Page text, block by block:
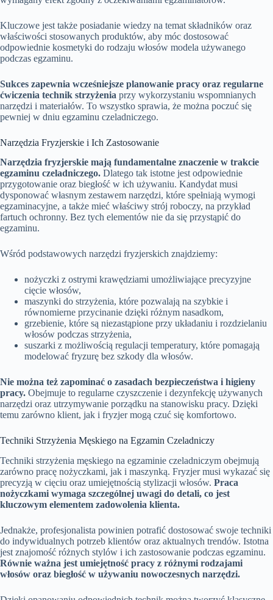
Kluczowe jest także posiadanie wiedzy na temat składników oraz
właściwości stosowanych produktów, aby móc dostosować
odpowiednie kosmetyki do rodzaju włosów modela używanego
podczas egzaminu.
Sukces zapewnia wcześniejsze planowanie pracy oraz regularne
ćwiczenia technik strzyżenia przy wykorzystaniu wspomnianych
narzędzi i materiałów. To wszystko sprawia, że można poczuć się
pewniej w dniu egzaminu czeladniczego.
Narzędzia Fryzjerskie i Ich Zastosowanie
Narzędzia fryzjerskie mają fundamentalne znaczenie w trakcie
egzaminu czeladniczego. Dlatego tak istotne jest odpowiednie
przygotowanie oraz biegłość w ich używaniu. Kandydat musi
dysponować własnym zestawem narzędzi, które spełniają wymogi
egzaminacyjne, a także mieć właściwy strój roboczy, na przykład
fartuch ochronny. Bez tych elementów nie da się przystąpić do
egzaminu.
Wśród podstawowych narzędzi fryzjerskich znajdziemy:
nożyczki z ostrymi krawędziami umożliwiające precyzyjne
cięcie włosów,
maszynki do strzyżenia, które pozwalają na szybkie i
równomierne przycinanie dzięki różnym nasadkom,
grzebienie, które są niezastąpione przy układaniu i rozdzielaniu
włosów podczas strzyżenia,
suszarki z możliwością regulacji temperatury, które pomagają
modelować fryzurę bez szkody dla włosów.
Nie można też zapominać o zasadach bezpieczeństwa i higieny
pracy. Obejmuje to regularne czyszczenie i dezynfekcję używanych
narzędzi oraz utrzymywanie porządku na stanowisku pracy. Dzięki
temu zarówno klient, jak i fryzjer mogą czuć się komfortowo.
Techniki Strzyżenia Męskiego na Egzamin Czeladniczy
Techniki strzyżenia męskiego na egzaminie czeladniczym obejmują
zarówno pracę nożyczkami, jak i maszynką. Fryzjer musi wykazać się
precyzją w cięciu oraz umiejętnością stylizacji włosów. Praca
nożyczkami wymaga szczególnej uwagi do detali, co jest
kluczowym elementem zadowolenia klienta.
Jednakże, profesjonalista powinien potrafić dostosować swoje techniki
do indywidualnych potrzeb klientów oraz aktualnych trendów. Istotna
jest znajomość różnych stylów i ich zastosowanie podczas egzaminu.
Równie ważna jest umiejętność pracy z różnymi rodzajami
włosów oraz biegłość w używaniu nowoczesnych narzędzi.